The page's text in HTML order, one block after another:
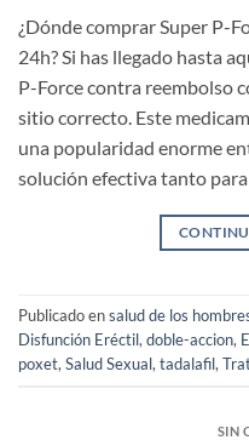
¿Dónde comprar Super P-
24h? Si has llegado hasta
P-Force contra reembolso
sitio correcto. Este
una popularidad enorme
solución efectiva tanto
Publicado ensalud de los
Disfunción Eréctil, doble-accion,
poxet, Salud Sexual, tadalafil,
SIN